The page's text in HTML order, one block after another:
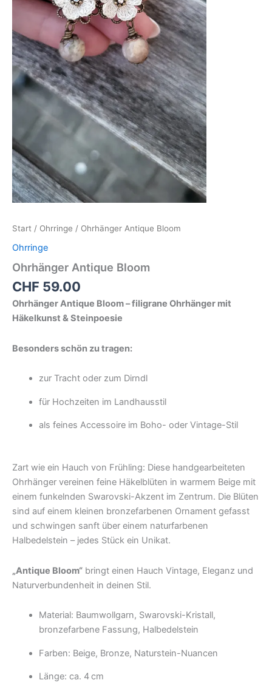
Start / Ohrringe / Ohrhänger Antique Bloom
Ohrringe
Ohrhänger Antique Bloom
CHF 59.00
Ohrhänger Antique Bloom – filigrane Ohrhänger mit
Häkelkunst & Steinpoesie
Besonders schön zu tragen:
zur Tracht oder zum Dirndl
für Hochzeiten im Landhausstil
als feines Accessoire im Boho- oder Vintage-Stil
Zart wie ein Hauch von Frühling: Diese handgearbeiteten
Ohrhänger vereinen feine Häkelblüten in warmem Beige mit
einem funkelnden Swarovski-Akzent im Zentrum. Die Blüten
sind auf einem kleinen bronzefarbenen Ornament gefasst
und schwingen sanft über einem naturfarbenen
Halbedelstein – jedes Stück ein Unikat.
„Antique Bloom“ bringt einen Hauch Vintage, Eleganz und
Naturverbundenheit in deinen Stil.
Material: Baumwollgarn, Swarovski-Kristall,
bronzefarbene Fassung, Halbedelstein
Farben: Beige, Bronze, Naturstein-Nuancen
Länge: ca. 4 cm